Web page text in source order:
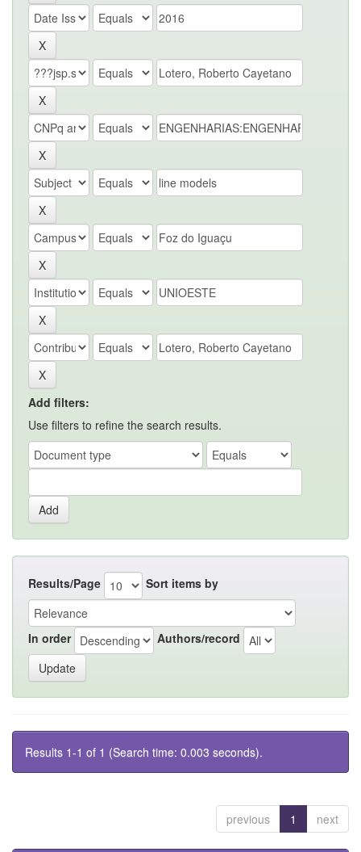
Add filters:
Use filters to refine the search results.
Results/Page Sort items by
In order Authors/record
Results 1-1 of 1 (Search time: 0.003 seconds).
previous 1 next